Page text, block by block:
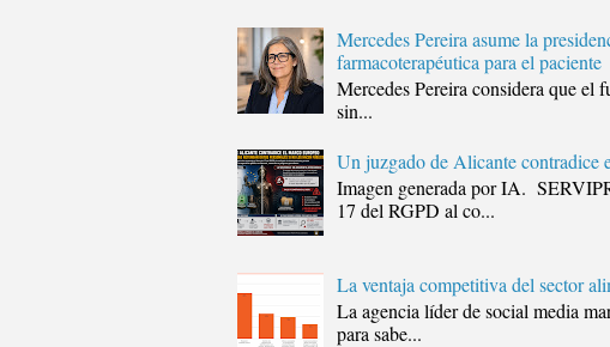
Mercedes Pereira asume la
farmacoterapéutica para el paciente
Mercedes Pereira considera que el
sin...
Un juzgado de Alicante contradice
Imagen generada por IA.
17 del RGPD al co...
La ventaja competitiva del sector
La agencia líder de social media
para sabe...